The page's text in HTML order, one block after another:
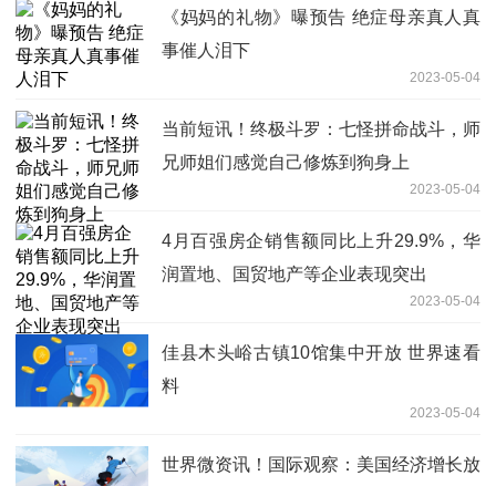
《妈妈的礼物》曝预告 绝症母亲真人真
事催人泪下
2023-05-04
当前短讯！终极斗罗：七怪拼命战斗，师
兄师姐们感觉自己修炼到狗身上
2023-05-04
4月百强房企销售额同比上升29.9%，华
润置地、国贸地产等企业表现突出
2023-05-04
佳县木头峪古镇10馆集中开放 世界速看
料
2023-05-04
世界微资讯！国际观察：美国经济增长放